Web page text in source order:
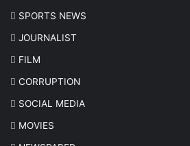
SPORTS NEWS
JOURNALIST
FILM
CORRUPTION
SOCIAL MEDIA
MOVIES